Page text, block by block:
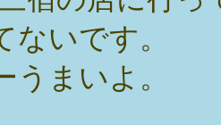
ないです。
うまいよ。